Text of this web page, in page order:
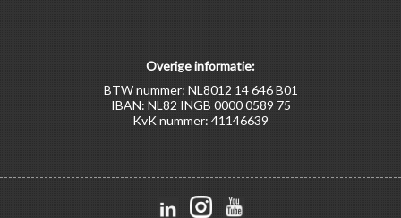
Overige informatie:
BTW nummer: NL8012 14 646 B01
IBAN: NL82 INGB 0000 0589 75
KvK nummer: 41146639